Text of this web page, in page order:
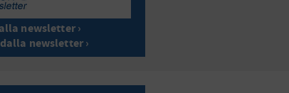
newsletter ›
newsletter ›